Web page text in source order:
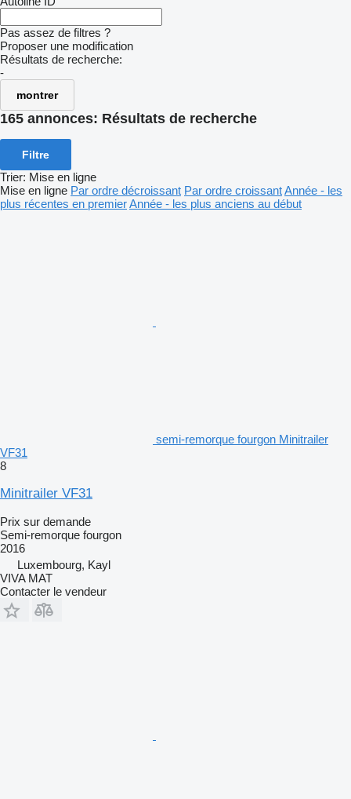
Pas assez de filtres ?
Proposer une modification
Résultats de recherche:
-
montrer
165 annonces: Résultats de recherche
Filtre
Trier: Mise en ligne
Mise en ligne Par ordre décroissant Par ordre croissantAnnée - les
plus récentes en premierAnnée - les plus anciens au début
semi-remorque fourgon Minitrailer
VF31
8
Minitrailer VF31
Prix sur demande
Semi-remorque fourgon
2016
Luxembourg, Kayl
VIVA MAT
Contacter le vendeur